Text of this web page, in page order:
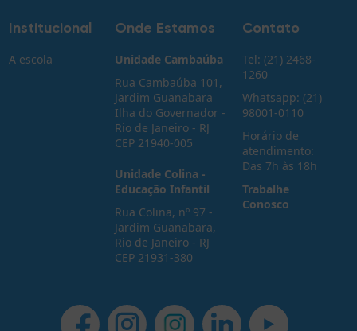
Institucional
A escola
Onde Estamos
Unidade Cambaúba
Rua Cambaúba 101,
Jardim Guanabara
Ilha do Governador -
Rio de Janeiro - RJ
CEP 21940-005
Unidade Colina -
Educação Infantil
Rua Colina, nº 97 -
Jardim Guanabara,
Rio de Janeiro - RJ
CEP 21931-380
Contato
Tel: (21) 2468-
1260
Whatsapp: (21)
98001-0110
Horário de
atendimento:
Das 7h às 18h
Trabalhe
Conosco